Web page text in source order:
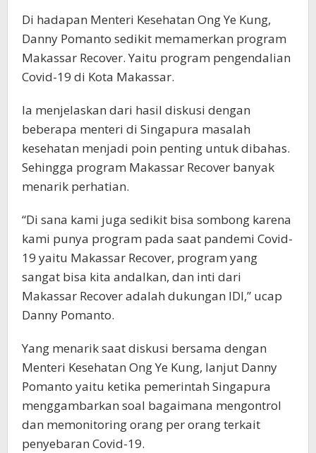
Di hadapan Menteri Kesehatan Ong Ye Kung,
Danny Pomanto sedikit memamerkan program
Makassar Recover. Yaitu program pengendalian
Covid-19 di Kota Makassar.
Ia menjelaskan dari hasil diskusi dengan
beberapa menteri di Singapura masalah
kesehatan menjadi poin penting untuk dibahas.
Sehingga program Makassar Recover banyak
menarik perhatian.
“Di sana kami juga sedikit bisa sombong karena
kami punya program pada saat pandemi Covid-
19 yaitu Makassar Recover, program yang
sangat bisa kita andalkan, dan inti dari
Makassar Recover adalah dukungan IDI,” ucap
Danny Pomanto.
Yang menarik saat diskusi bersama dengan
Menteri Kesehatan Ong Ye Kung, lanjut Danny
Pomanto yaitu ketika pemerintah Singapura
menggambarkan soal bagaimana mengontrol
dan memonitoring orang per orang terkait
penyebaran Covid-19.